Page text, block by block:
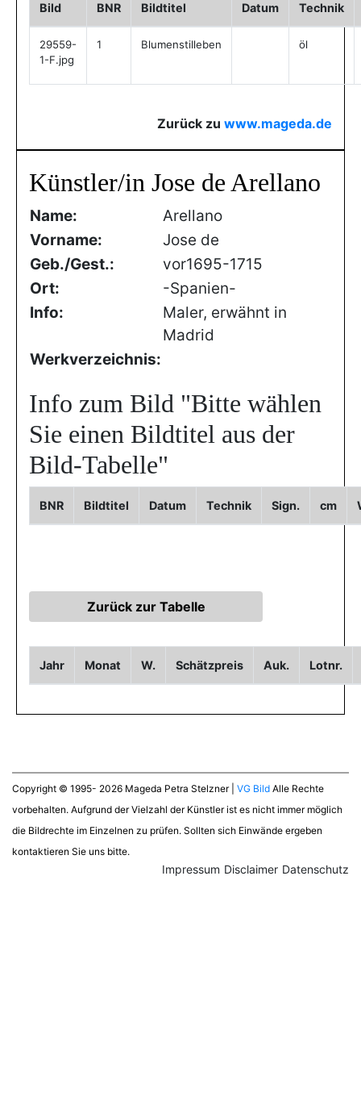
Bild BNR Bildtitel Datum Technik
29559-
1-F.jpg
1 Blumenstilleben öl
Zurück zu www.mageda.de
Künstler/in Jose de Arellano
Name:
Arellano
Vorname:
Jose de
Geb./Gest.:
vor1695-1715
Ort:
-Spanien-
Info:
Maler, erwähnt in
Madrid
Werkverzeichnis:
Info zum Bild "Bitte wählen
Sie einen Bildtitel aus der
Bild-Tabelle"
BNR Bildtitel Datum Technik Sign. cm
Jahr Monat W. Schätzpreis Auk. Lotnr.
Copyright © 1995- 2026 Mageda Petra Stelzner | VG Bild Alle Rechte
vorbehalten. Aufgrund der Vielzahl der Künstler ist es nicht immer möglich
die Bildrechte im Einzelnen zu prüfen. Sollten sich Einwände ergeben
kontaktieren Sie uns bitte.
Datenschutz
Disclaimer
Impressum